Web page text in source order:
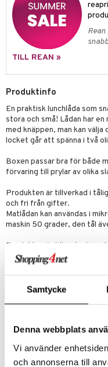
Samtycke
Denna webbplats
Vi använder
och annonserna till
TILL REAN »
Produktinfo
En praktisk lunchlåda som
stora och små! Lådan har
med knäppen, man kan välja
locket går att spänna i två
Boxen passar bra för både
förvaring till prylar av olika
Produkten är tillverkad i
och fri från gifter.
Matlådan kan användas i
maskin 50 grader, den tål
Produkten är tillverkad i en
och säkra
kvalitetsledningssystemet
Skötselråd: Diskmaskin 50
Material: Polypropen.
Övrigt
0 år+
Pet Shop
- Forntidsdjur
- Hästar
Wild Life
Zhu Pets
Prinsessor
Dollhouse
Friends
Barn
Love
Stockholm
Hoppetossa
Villa Villerkulla
& Gungdjur
Åberg
Prinsessor
Gris
Bluey
City
Classic
Creator
Disney
Disney Princess
Friends
Super Heroes
& Köksredskap
leksaker
spel